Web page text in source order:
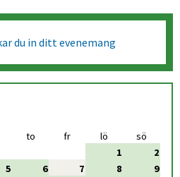
du in ditt evenemang
to fr lö
sö
1
2
5 6 7 8
9